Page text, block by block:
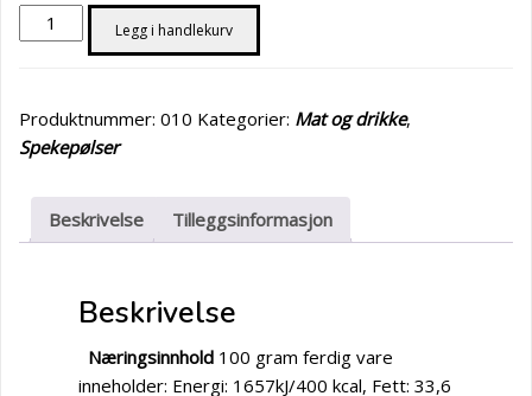
Rødvinspølse
500G
Legg i handlekurv
Produktnummer: 010 Kategorier: Mat og drikke,
Spekepølser
Beskrivelse Tilleggsinformasjon
Beskrivelse
Næringsinnhold 100 gram ferdig vare
inneholder: Energi: 1657kJ/400 kcal, Fett: 33,6